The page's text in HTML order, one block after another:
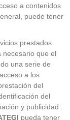
a contenidos
puede tener
prestados
necesario que el
una serie de
a los
del
del
y publicidad
pueda tener